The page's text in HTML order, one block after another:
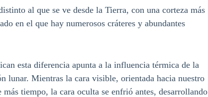
al que se ve desde la Tierra, con una corteza más
en el que hay numerosos cráteres y abundantes
esta diferencia apunta a la influencia térmica de la
lunar. Mientras la cara visible, orientada hacia nuestro
tiempo, la cara oculta se enfrió antes, desarrollando